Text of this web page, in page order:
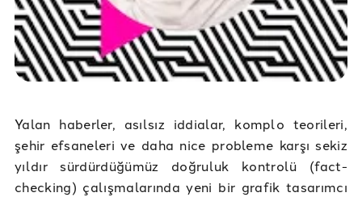
Yalan haberler, asılsız iddialar, komplo teorileri,
şehir efsaneleri ve daha nice probleme karşı sekiz
yıldır sürdürdüğümüz doğruluk kontrolü (fact-
checking) çalışmalarında yeni bir grafik tasarımcı